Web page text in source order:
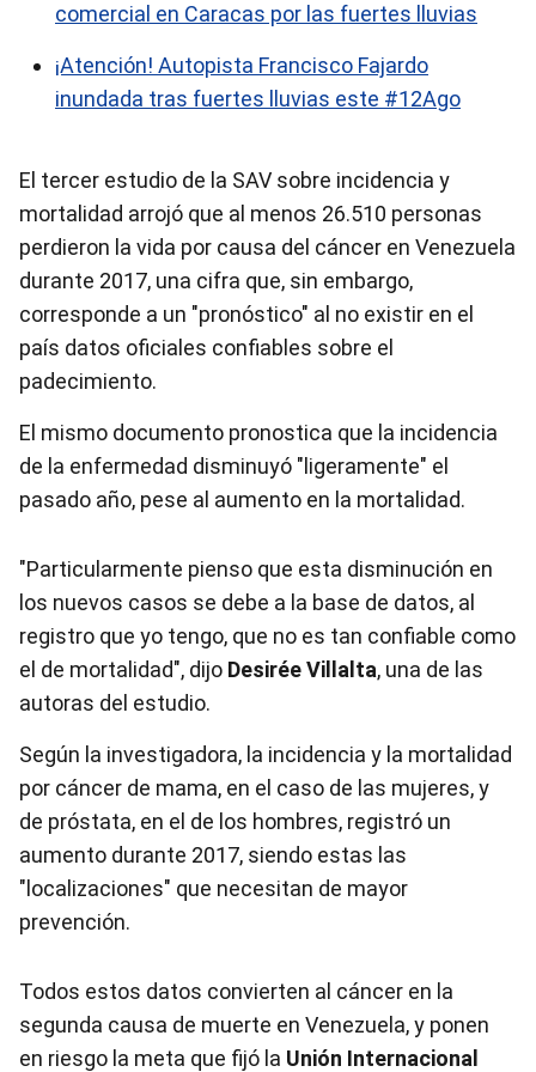
comercial en Caracas por las fuertes lluvias
¡Atención! Autopista Francisco Fajardo
inundada tras fuertes lluvias este #12Ago
El tercer estudio de la SAV sobre incidencia y
mortalidad arrojó que al menos 26.510 personas
perdieron la vida por causa del cáncer en Venezuela
durante 2017, una cifra que, sin embargo,
corresponde a un "pronóstico" al no existir en el
país datos oficiales confiables sobre el
padecimiento.
El mismo documento pronostica que la incidencia
de la enfermedad disminuyó "ligeramente" el
pasado año, pese al aumento en la mortalidad.
"Particularmente pienso que esta disminución en
los nuevos casos se debe a la base de datos, al
registro que yo tengo, que no es tan confiable como
el de mortalidad", dijo Desirée Villalta, una de las
autoras del estudio.
Según la investigadora, la incidencia y la mortalidad
por cáncer de mama, en el caso de las mujeres, y
de próstata, en el de los hombres, registró un
aumento durante 2017, siendo estas las
"localizaciones" que necesitan de mayor
prevención.
Todos estos datos convierten al cáncer en la
segunda causa de muerte en Venezuela, y ponen
en riesgo la meta que fijó la Unión Internacional